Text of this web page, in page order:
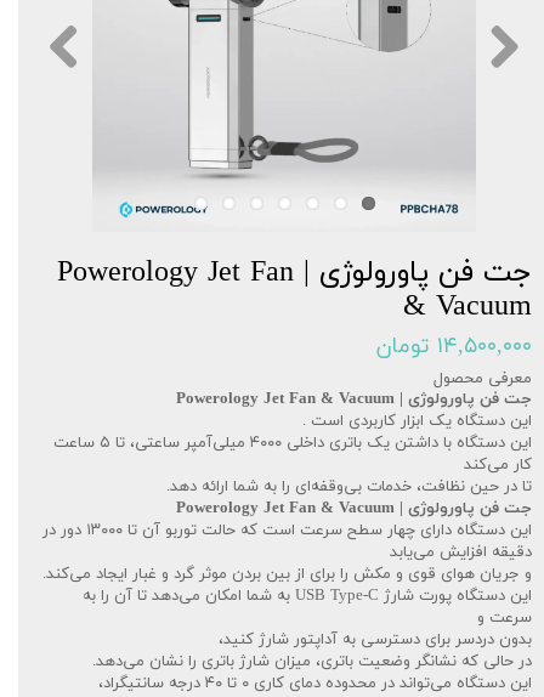
جت فن پاورولوژی | Powerology Jet Fan
& Vacuum
۱۴,۵۰۰,۰۰۰ تومان
معرفی محصول
جت فن پاورولوژی | Powerology Jet Fan & Vacuum
این دستگاه یک ابزار کاربردی است .
این دستگاه با داشتن یک باتری داخلی ۴۰۰۰ میلی‌آمپر ساعتی، تا ۵ ساعت
کار می‌کند
تا در حین نظافت، خدمات بی‌وقفه‌ای را به شما ارائه دهد.
جت فن پاورولوژی | Powerology Jet Fan & Vacuum
این دستگاه دارای چهار سطح سرعت است که حالت توربو آن تا ۱۳۰۰۰ دور در
دقیقه افزایش می‌یابد
و جریان هوای قوی و مکش را برای از بین بردن موثر گرد و غبار ایجاد می‌کند.
این دستگاه پورت شارژ USB Type-C به شما امکان می‌دهد تا آن را به
سرعت و
بدون دردسر برای دسترسی به آداپتور شارژ کنید،
در حالی که نشانگر وضعیت باتری، میزان شارژ باتری را نشان می‌دهد.
این دستگاه می‌تواند در محدوده دمای کاری ۰ تا ۴۰ درجه سانتیگراد،